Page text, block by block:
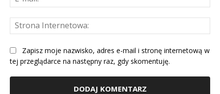
Zapisz moje nazwisko, adres e-mail i stronę internetową w
tej przeglądarce na następny raz, gdy skomentuję.